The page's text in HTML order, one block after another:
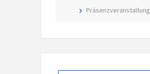
Präsenzveranstaltung